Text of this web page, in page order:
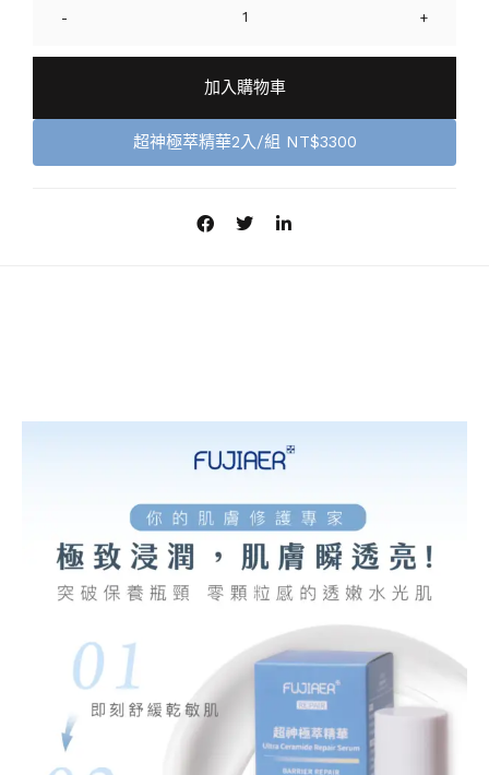
+
-
加入購物車
超神極萃精華2入/組 NT$3300